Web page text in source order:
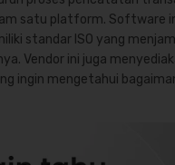
satu platform. Software
standar ISO yang
Vendor ini juga
ingin mengetahui